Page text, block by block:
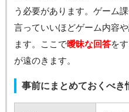
う必要があります。ゲーム
言っていいほどゲーム内容
ます。ここで曖昧な回答を
が遠のきます。
事前にまとめておくべき